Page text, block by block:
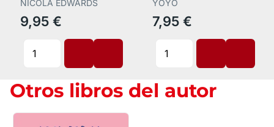
NICOLA EDWARDS
9,95 €
YOYO
7,95 €
Otros libros del autor